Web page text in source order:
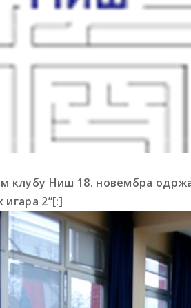
клубу Ниш 18. новембра
игара 2”[:]